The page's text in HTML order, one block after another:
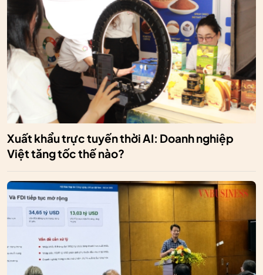
Xuất khẩu trực tuyến thời AI: Doanh nghiệp
Việt tăng tốc thế nào?